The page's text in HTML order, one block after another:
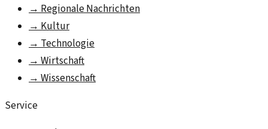
→Regionale Nachrichten
→Kultur
→Technologie
→Wirtschaft
→Wissenschaft
Service